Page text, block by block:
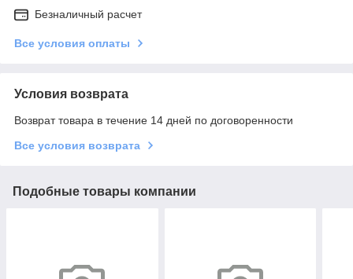
Безналичный расчет
Все условия оплаты
Условия возврата
Возврат товара в течение 14 дней по договоренности
Все условия возврата
Подобные товары компании